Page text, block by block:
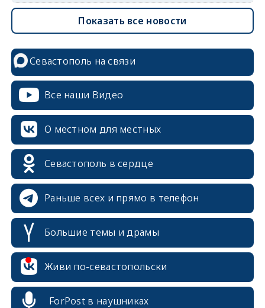
Показать все новости
Севастополь на связи
Все наши Видео
О местном для местных
Севастополь в сердце
Раньше всех и прямо в телефон
Большие темы и драмы
Живи по-севастопольски
ForPost в наушниках
erid: 2SDnjcrDNw6